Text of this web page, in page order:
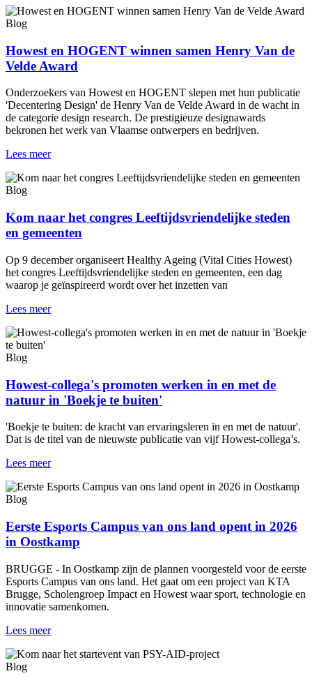
Blog
Howest en HOGENT winnen samen Henry Van de
Velde Award
Onderzoekers van Howest en HOGENT slepen met hun publicatie
'Decentering Design' de Henry Van de Velde Award in de wacht in
de categorie design research. De prestigieuze designawards
bekronen het werk van Vlaamse ontwerpers en bedrijven.
Lees meer
Blog
Kom naar het congres Leeftijdsvriendelijke steden
en gemeenten
Op 9 december organiseert Healthy Ageing (Vital Cities Howest)
het congres Leeftijdsvriendelijke steden en gemeenten, een dag
waarop je geïnspireerd wordt over het inzetten van
Lees meer
Blog
Howest-collega's promoten werken in en met de
natuur in 'Boekje te buiten'
'Boekje te buiten: de kracht van ervaringsleren in en met de natuur'.
Dat is de titel van de nieuwste publicatie van vijf Howest-collega’s.
Lees meer
Blog
Eerste Esports Campus van ons land opent in 2026
in Oostkamp
BRUGGE - In Oostkamp zijn de plannen voorgesteld voor de eerste
Esports Campus van ons land. Het gaat om een project van KTA
Brugge, Scholengroep Impact en Howest waar sport, technologie en
innovatie samenkomen.
Lees meer
Blog